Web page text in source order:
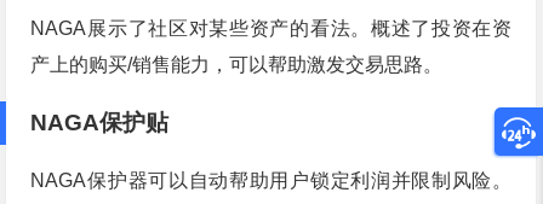
NAGA展示了社区对某些资产的看法。概述了投资在资
产上的购买/销售能力，可以帮助激发交易思路。
NAGA保护贴
NAGA保护器可以自动帮助用户锁定利润并限制风险。